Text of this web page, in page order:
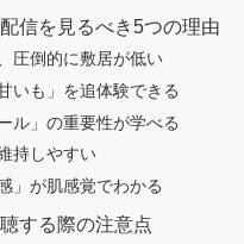
信を見るべき5つの理由
圧倒的に敷居が低い
いも」を追体験できる
ル」の重要性が学べる
持しやすい
」が肌感覚でわかる
する際の注意点